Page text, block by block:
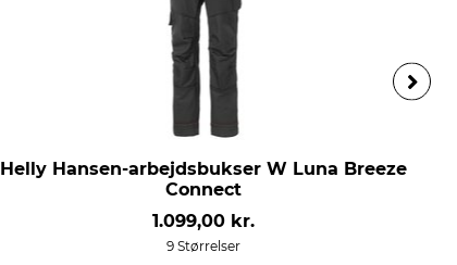
Helly Hansen-arbejdsbukser W Luna Breeze
Connect
1.099,00 kr.
9 Størrelser